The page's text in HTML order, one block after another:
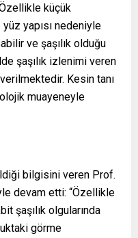
küçük
yapısı nedeniyle
ve şaşılık olduğu
şaşılık izlenimi veren
verilmektedir. Kesin tanı
muayeneyle
bilgisini veren Prof.
devam etti: “Özellikle
şaşılık olgularında
görme